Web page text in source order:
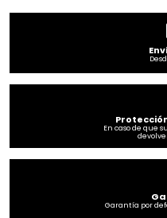
En caso de que
Garantía por